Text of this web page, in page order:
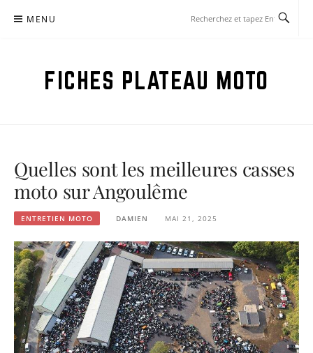
MENU
FICHES PLATEAU MOTO
Quelles sont les meilleures casses
moto sur Angoulême
ENTRETIEN MOTO DAMIEN MAI 21, 2025